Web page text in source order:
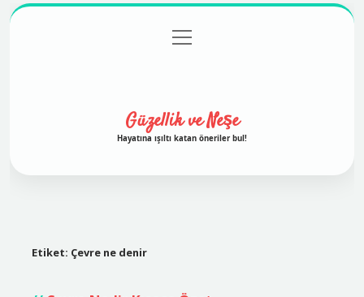
Gizlilik Politikası
menüyü
aç
Güzellik ve Neşe
Hayatına ışıltı katan öneriler bul!
Etiket: Çevre ne denir